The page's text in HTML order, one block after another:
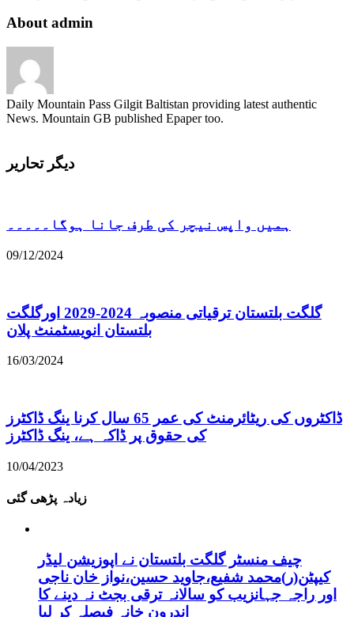
About admin
Daily Mountain Pass Gilgit Baltistan providing latest authentic
News. Mountain GB published Epaper too.
دیگر تحاریر
ہمیں واپس نیچر کی طرف جانا ہوگا۔۔۔۔۔
09/12/2024
گلگت بلتستان ترقیاتی منصوبہ 2024-2029 اورگلگت
بلتستان انویسٹمنٹ پلان
16/03/2024
ڈاکٹروں کی ریٹائرمنٹ کی عمر 65 سال کرنا ینگ ڈاکٹرز
کی حقوق پر ڈاکہ ہے، ینگ ڈاکٹرز
10/04/2023
زیادہ پڑھی گئی
چیف منسٹر گلگت بلتستان نے اپوزیشن لیڈر
کیپٹن(ر)محمد شفیع،جاوید حسین،نواز خان ناجی
اور راجہ جہانزیب کو سالانہ ترقی بجٹ نہ دینے کا
اندرون خانہ فیصلہ کر لیا